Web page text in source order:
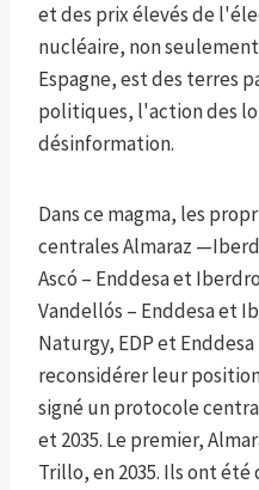
et des prix élevés de
nucléaire, non
Espagne, est des terres
politiques, l'action des
désinformation.
Dans ce magma, les
centrales Almaraz
Ascó – Enddesa et
Vandellós – Enddesa et
Naturgy, EDP et
reconsidérer leur
signé un protocole
et 2035. Le premier,
Trillo, en 2035. Ils ont